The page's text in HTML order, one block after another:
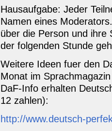
Hausaufgabe: Jeder
Namen eines
über die Person und ihre
der folgenden Stunde
Weitere Ideen fuer den
Monat im
DaF-Info erhalten
12 zahlen):
http://www.deutsch-